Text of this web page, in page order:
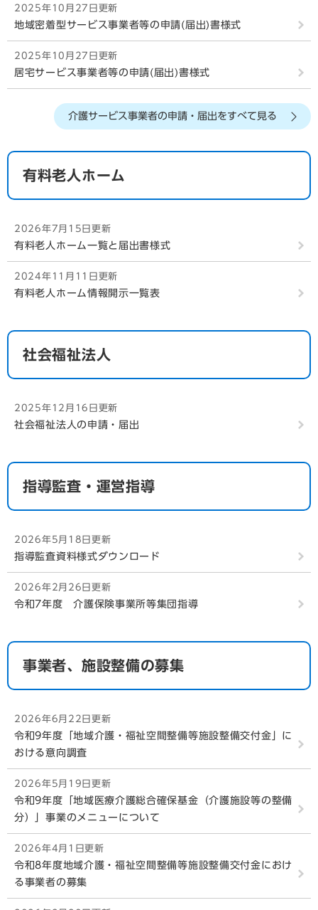
2025年10月27日更新
地域密着型サービス事業者等の申請(届出)書様式
2025年10月27日更新
居宅サービス事業者等の申請(届出)書様式
2025年10月27日更新
指定介護予防支援事業所の申請(届出)書様式
指定申請、変更届出等の「電子申請届出システム」によ
2025年1月27日更新
協力医療機関に関する届出
2024年12月17日更新
地域包括支援センターの届出書様式
介護サービス事業者の申請・届出をすべて見る
有料老人ホーム
2026年7月15日更新
有料老人ホーム一覧と届出書様式
2024年11月11日更新
有料老人ホーム情報開示一覧表
社会福祉法人
2025年12月16日更新
社会福祉法人の申請・届出
指導監査・運営指導
2026年5月18日更新
指導監査資料様式ダウンロード
2026年2月26日更新
令和7年度 介護保険事業所等集団指導
事業者、施設整備の募集
2026年6月22日更新
令和9年度「地域介護・福祉空間整備等施設整備交付金」に
おける意向調査
2026年5月19日更新
令和9年度「地域医療介護総合確保基金（介護施設等の整備
分）」事業のメニューについて
2026年4月1日更新
令和8年度地域介護・福祉空間整備等施設整備交付金におけ
る事業者の募集